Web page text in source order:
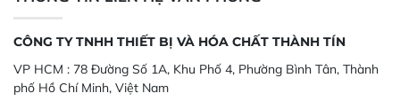
CÔNG TY TNHH THIẾT BỊ VÀ HÓA CHẤT THÀNH TÍN
VP HCM : 78 Đường Số 1A, Khu Phố 4, Phường Bình Tân, Thành
phố Hồ Chí Minh, Việt Nam